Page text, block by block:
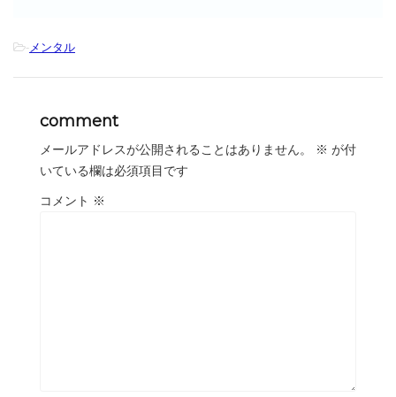
- メンタル
comment
メールアドレスが公開されることはありません。 ※ が付
いている欄は必須項目です
コメント ※